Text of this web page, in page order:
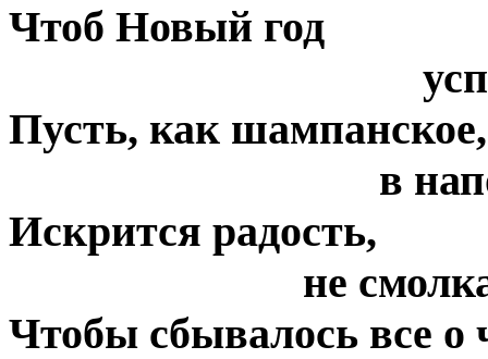
Чтоб Новый год
успешным
Пусть, как шампанское,
в
Искрится радость,
не смолкают
Чтобы сбывалось все о